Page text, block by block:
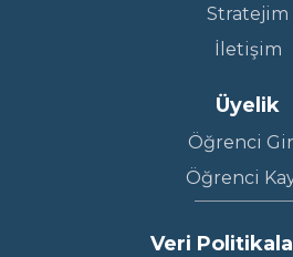
Stratejim
İletişim
Üyelik
Öğrenci
Öğrenci
Veri